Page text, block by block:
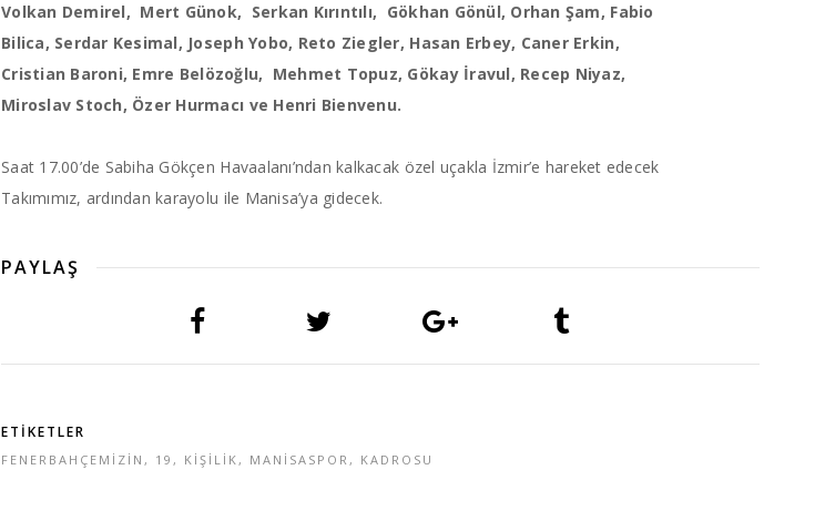
Volkan Demirel, Mert Günok, Serkan Kırıntılı, Gökhan Gönül, Orhan Şam, Fabio
Bilica, Serdar Kesimal, Joseph Yobo, Reto Ziegler, Hasan Erbey, Caner Erkin,
Cristian Baroni, Emre Belözoğlu, Mehmet Topuz, Gökay İravul, Recep Niyaz,
Miroslav Stoch, Özer Hurmacı ve Henri Bienvenu.
Saat 17.00’de Sabiha Gökçen Havaalanı’ndan kalkacak özel uçakla İzmir’e hareket edecek
Takımımız, ardından karayolu ile Manisa’ya gidecek.
PAYLAŞ
ETİKETLER
FENERBAHÇEMİZİN , 19 , KİŞİLİK, MANİSASPOR, KADROSU